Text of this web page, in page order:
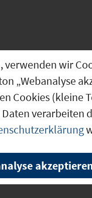
Murnau a.
wir
„Webanalyse
Cookies